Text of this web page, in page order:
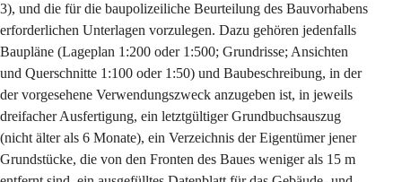
3), und die für die baupolizeiliche Beurteilung des Bauvorhabens
erforderlichen Unterlagen vorzulegen. Dazu gehören jedenfalls
Baupläne (Lageplan 1:200 oder 1:500; Grundrisse; Ansichten
und Querschnitte 1:100 oder 1:50) und Baubeschreibung, in der
der vorgesehene Verwendungszweck anzugeben ist, in jeweils
dreifacher Ausfertigung, ein letztgültiger Grundbuchsauszug
(nicht älter als 6 Monate), ein Verzeichnis der Eigentümer jener
Grundstücke, die von den Fronten des Baues weniger als 15 m